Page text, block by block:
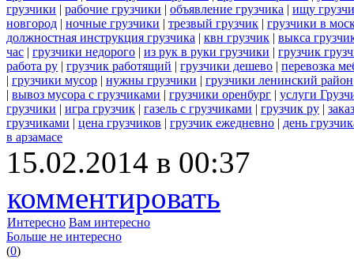
грузчики | рабочие грузчики | объявление грузчика | ищу
новгород | ночные грузчики | трезвый грузчик | грузчики в
должностная инструкция грузчика | квн грузчик | выкса
час | грузчики недорого | из рук в руки грузчики | грузчик
работа ру | грузчик работящий | грузчики дешево | перевозка
| грузчики мусор | нужны грузчики | грузчики ленинский район
| вывоз мусора с грузчиками | грузчики оренбург | услуги
грузчики | игра грузчик | газель с грузчиками | грузчик ру |
грузчиками | цена грузчиков | грузчик ежедневно | день
в арзамасе
15.02.2014 в 00:37
комментировать
Интересно Вам интересно
Больше не интересно
(0)